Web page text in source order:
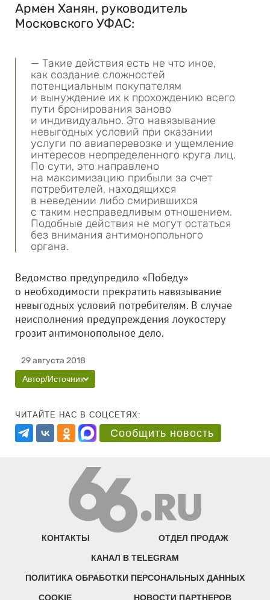
Армен Ханян, руководитель
Московского УФАС:
— Такие действия есть не что иное,
как создание сложностей
потенциальным покупателям
и вынуждение их к прохождению всего
пути бронирования заново
и индивидуально. Это навязывание
невыгодных условий при оказании
услуги по авиаперевозке и ущемление
интересов неопределенного круга лиц.
По сути, это направлено
на максимизацию прибыли за счет
потребителей, находящихся
в неведении либо смирившихся
с таким несправедливым отношением.
Подобные действия не могут остаться
без внимания антимонопольного
органа.
Ведомство предупредило «Победу»
о необходимости прекратить навязывание
невыгодных условий потребителям. В случае
неисполнения предупреждения лоукостеру
грозит антимонопольное дело.
29 августа 2018
Автор/Источник
ЧИТАЙТЕ НАС В СОЦСЕТЯХ:
Сообщить новость
КОНТАКТЫ ОТДЕЛ ПРОДАЖ
КАНАЛ В TELEGRAM
ПОЛИТИКА ОБРАБОТКИ ПЕРСОНАЛЬНЫХ ДАННЫХ
COOKIE НОВОСТИ ПАРТНЕРОВ